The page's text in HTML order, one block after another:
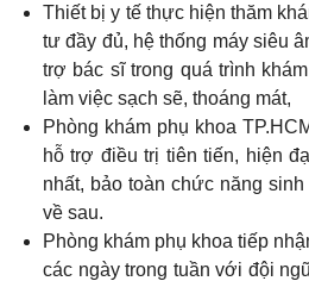
Thiết bị y tế thực hiện thăm
tư đầy đủ, hệ thống máy siêu
trợ bác sĩ trong quá trình
làm việc sạch sẽ, thoáng mát,
Phòng khám phụ khoa
hỗ trợ điều trị tiên tiến, hiện
nhất, bảo toàn chức năng
về sau.
Phòng khám phụ khoa tiếp
các ngày trong tuần với đội